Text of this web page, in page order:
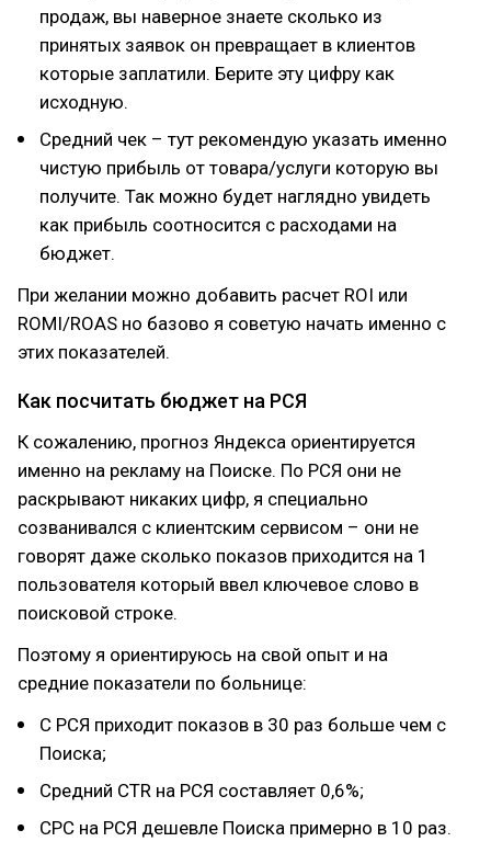
продаж, вы наверное знаете сколько из
принятых заявок он превращает в клиентов
которые заплатили. Берите эту цифру как
исходную.
Средний чек – тут рекомендую указать именно
чистую прибыль от товара/услуги которую вы
получите. Так можно будет наглядно увидеть
как прибыль соотносится с расходами на
бюджет.
При желании можно добавить расчет ROI или
ROMI/ROAS но базово я советую начать именно с
этих показателей.
Как посчитать бюджет на РСЯ
К сожалению, прогноз Яндекса ориентируется
именно на рекламу на Поиске. По РСЯ они не
раскрывают никаких цифр, я специально
созванивался с клиентским сервисом – они не
говорят даже сколько показов приходится на 1
пользователя который ввел ключевое слово в
поисковой строке.
Поэтому я ориентируюсь на свой опыт и на
средние показатели по больнице:
С РСЯ приходит показов в 30 раз больше чем с
Поиска;
Средний CTR на РСЯ составляет 0,6%;
CPC на РСЯ дешевле Поиска примерно в 10 раз.